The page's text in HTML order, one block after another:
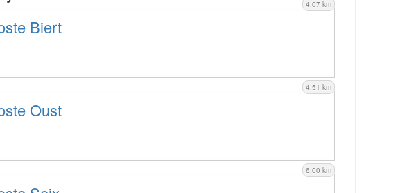
4,07 km
Biert
4,51 km
Oust
6,00 km